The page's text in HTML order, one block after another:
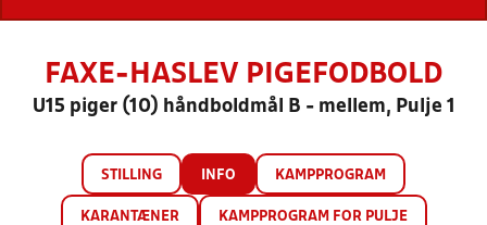
FAXE-HASLEV PIGEFODBOLD
U15 piger (10) håndboldmål B - mellem, Pulje 1
STILLING INFO KAMPPROGRAM
KARANTÆNER KAMPPROGRAM FOR PULJE